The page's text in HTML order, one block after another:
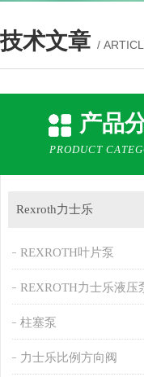
技术文章 /
产品
PRODUCT
Rexroth力士乐
REXROTH叶片泵
REXROTH力士乐液压
柱塞泵
力士乐比例方向阀